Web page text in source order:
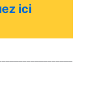
ici